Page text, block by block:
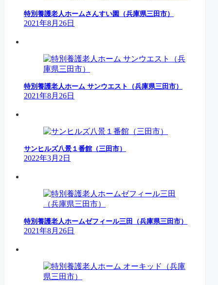
特別養護老人ホームさんすい園（兵庫県三田市）
2021年8月26日
特別養護老人ホーム サンウエスト（兵庫県三田市）
2021年8月26日
サンヒルズ八景１番館（三田市）
2022年3月2日
特別養護老人ホームゼフィール三田（兵庫県三田市）
2021年8月26日